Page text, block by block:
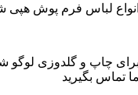
لباس فرم پوش
چاپ و گلدوزی لوگو
تماس بگیرید